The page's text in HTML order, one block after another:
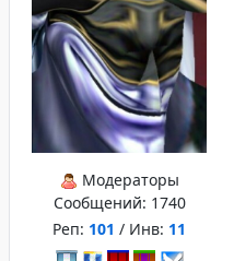
Модераторы
Сообщений: 1740
Реп: 101 / Инв: 11